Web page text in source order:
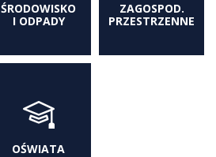
ŚRODOWISKO
I ODPADY
ZAGOSPOD.
PRZESTRZENNE
OŚWIATA